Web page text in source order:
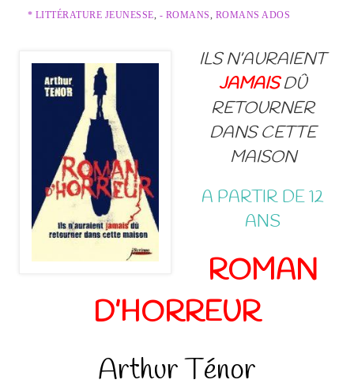
* LITTÉRATURE JEUNESSE, - ROMANS, ROMANS ADOS
ILS N’AURAIENT
JAMAISDÛ
RETOURNER
DANS CETTE
MAISON
A PARTIR DE 12
ANS
ROMAN
D’HORREUR
Arthur Ténor